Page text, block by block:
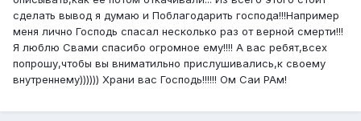
сделать вывод я думаю и Поблагодарить господа!!!Например
меня лично Господь спасал несколько раз от верной смерти!!!
Я люблю Свами спасибо огромное ему!!!! А вас ребят,всех
попрошу,чтобы вы вниматильно прислушивались,к своему
внутреннему)))))) Храни вас Господь!!!!!! Ом Саи РАм!